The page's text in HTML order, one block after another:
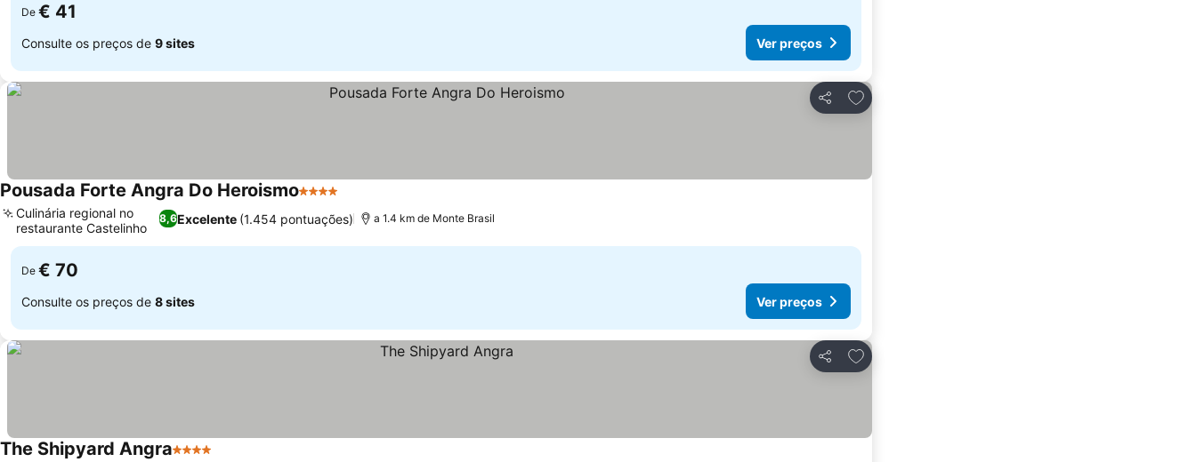
De € 41
Consulte os preços de 9 sites Ver preços
Partilhar
Adicionar aos favoritos
Pousada Forte Angra Do Heroismo4 Estrelas
8,6Excelente (1.454 pontuações)
Culinária regional no
restaurante Castelinho
a 1.4 km de Monte Brasil
De € 70
Consulte os preços de 8 sites Ver preços
Partilhar
Adicionar aos favoritos
The Shipyard Angra4 Estrelas